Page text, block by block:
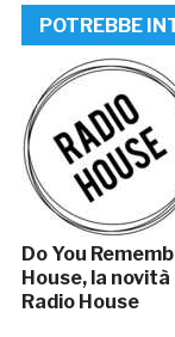
POTREBBE
Do You
House, la novità
Radio House